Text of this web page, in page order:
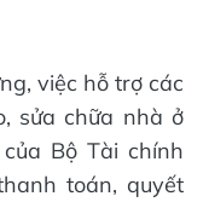
việc hỗ trợ các
sửa chữa nhà ở
Bộ Tài chính
toán, quyết